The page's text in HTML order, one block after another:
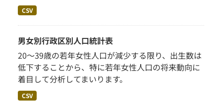
CSV
男女別行政区別人口統計表
20～39歳の若年女性人口が減少する限り、出生数は
低下することから、特に若年女性人口の将来動向に
着目して分析してまいります。
CSV